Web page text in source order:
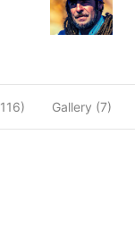
116) Gallery (7)